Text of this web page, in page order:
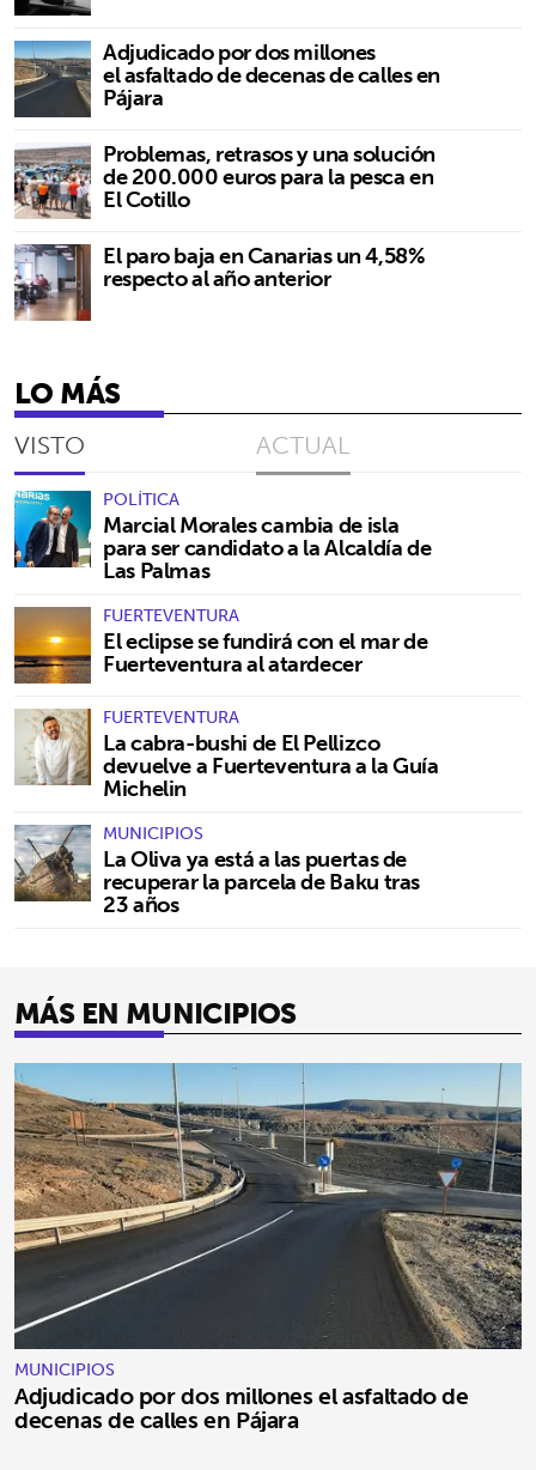
Adjudicado por dos millones
el asfaltado de decenas de calles en
Pájara
Problemas, retrasos y una solución
de 200.000 euros para la pesca en
El Cotillo
El paro baja en Canarias un 4,58%
respecto al año anterior
LO MÁS
VISTO ACTUAL
POLÍTICA
Marcial Morales cambia de isla
para ser candidato a la Alcaldía de
Las Palmas
FUERTEVENTURA
El eclipse se fundirá con el mar de
Fuerteventura al atardecer
FUERTEVENTURA
La cabra-bushi de El Pellizco
devuelve a Fuerteventura a la Guía
Michelin
MUNICIPIOS
La Oliva ya está a las puertas de
recuperar la parcela de Baku tras
23 años
MÁS EN MUNICIPIOS
MUNICIPIOS
Adjudicado por dos millones el asfaltado de
decenas de calles en Pájara